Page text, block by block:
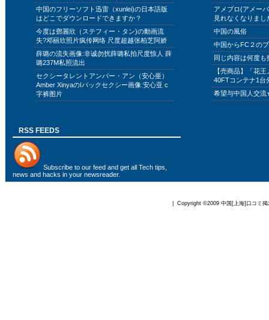
中国のフリーソフト迅雷（xunlei)の日本語版
はどこでダウンロードできますか？
今度は鄧麗欣（ステフィー・タン)の動画流
失?邓丽欣照片疯传网络 尺度超越张柏芝阿娇
薛璐の流失画像:非诚勿扰薛璐私拍尺度惊人 薛
璐237M私照流出
セクシータレントアンバー・アン（安心亜）
Amber XinyaのIバックセクシー画像:安心亚 c
字裤图片
アメブロ(アメー
見れなくなりまし
中国の風俗
中国からFC２の
同じ内容は何度
【売商品】「花
40FTコンテナ1台
希望与中国人交
RSS FEEDS
Subscribe to our feed and get all Tech tips,
news and hacks in your newsreader.
| Copyright ©2009 中国[上海]口コミ掲